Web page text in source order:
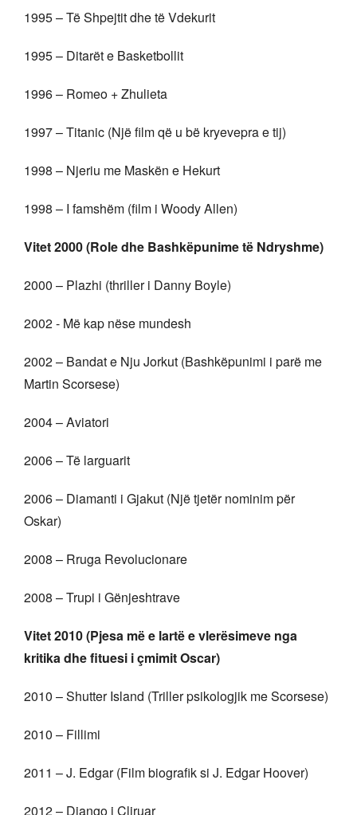
1995 – Të Shpejtit dhe të Vdekurit
1995 – Ditarët e Basketbollit
1996 – Romeo + Zhulieta
1997 – Titanic (Një film që u bë kryevepra e tij)
1998 – Njeriu me Maskën e Hekurt
1998 – I famshëm (film i Woody Allen)
Vitet 2000 (Role dhe Bashkëpunime të Ndryshme)
2000 – Plazhi (thriller i Danny Boyle)
2002 - Më kap nëse mundesh
2002 – Bandat e Nju Jorkut (Bashkëpunimi i parë me
Martin Scorsese)
2004 – Aviatori
2006 – Të larguarit
2006 – Diamanti i Gjakut (Një tjetër nominim për
Oskar)
2008 – Rruga Revolucionare
2008 – Trupi i Gënjeshtrave
Vitet 2010 (Pjesa më e lartë e vlerësimeve nga
kritika dhe fituesi i çmimit Oscar)
2010 – Shutter Island (Triller psikologjik me Scorsese)
2010 – Fillimi
2011 – J. Edgar (Film biografik si J. Edgar Hoover)
2012 – Django i Çliruar